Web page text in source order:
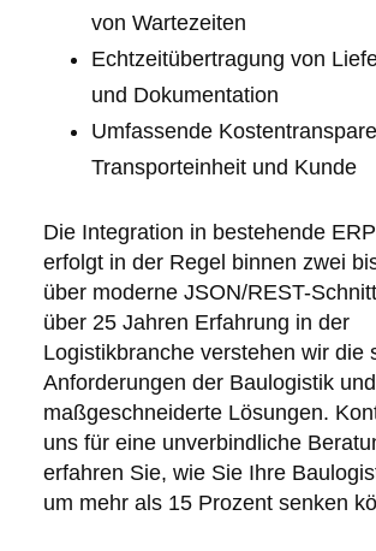
von Wartezeiten
Echtzeitübertragung von
und Dokumentation
Umfassende
Transporteinheit und Kunde
Die Integration in bestehende
erfolgt in der Regel binnen zwei
über moderne JSON/REST-
über 25 Jahren Erfahrung in der
Logistikbranche verstehen wir die
Anforderungen der Baulogistik
maßgeschneiderte Lösungen.
uns für eine unverbindliche
erfahren Sie, wie Sie Ihre
um mehr als 15 Prozent senken